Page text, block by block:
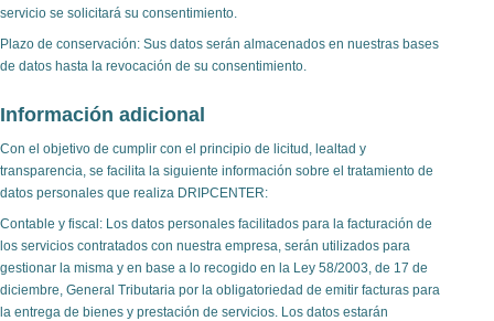
servicio se solicitará su consentimiento.
Plazo de conservación: Sus datos serán almacenados en nuestras bases
de datos hasta la revocación de su consentimiento.
Información adicional
Con el objetivo de cumplir con el principio de licitud, lealtad y
transparencia, se facilita la siguiente información sobre el tratamiento de
datos personales que realiza DRIPCENTER:
Contable y fiscal: Los datos personales facilitados para la facturación de
los servicios contratados con nuestra empresa, serán utilizados para
gestionar la misma y en base a lo recogido en la Ley 58/2003, de 17 de
diciembre, General Tributaria por la obligatoriedad de emitir facturas para
la entrega de bienes y prestación de servicios. Los datos estarán